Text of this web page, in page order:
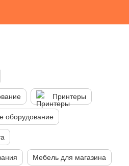
Принтеры
оборудование
Мебель для магазина